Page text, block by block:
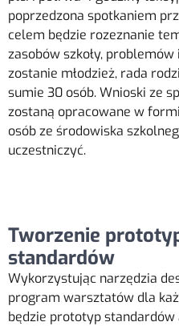
poprzedzona spotkaniem
celem będzie rozeznanie
zasobów szkoły,
zostanie młodzież, rada
sumie 30 osób. Wnioski ze
zostaną opracowane w
osób ze środowiska
uczestniczyć.
Tworzenie
standardów
Wykorzystując narzędzia
program warsztatów dla
będzie prototyp